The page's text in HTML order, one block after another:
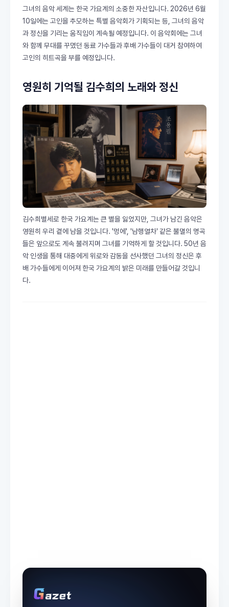
그녀의 음악 세계는 한국 가요계의 소중한 자산입니다. 2026년 6월
10일에는 고인을 추모하는 특별 음악회가 기획되는 등, 그녀의 음악
과 정신을 기리는 움직임이 계속될 예정입니다. 이 음악회에는 그녀
와 함께 무대를 꾸몄던 동료 가수들과 후배 가수들이 대거 참여하여
고인의 히트곡을 부를 예정입니다.
영원히 기억될 김수희의 노래와 정신
김수희별세로 한국 가요계는 큰 별을 잃었지만, 그녀가 남긴 음악은
영원히 우리 곁에 남을 것입니다. '멍에', '남행열차' 같은 불멸의 명곡
들은 앞으로도 계속 불려지며 그녀를 기억하게 할 것입니다. 50년 음
악 인생을 통해 대중에게 위로와 감동을 선사했던 그녀의 정신은 후
배 가수들에게 이어져 한국 가요계의 밝은 미래를 만들어갈 것입니
다.